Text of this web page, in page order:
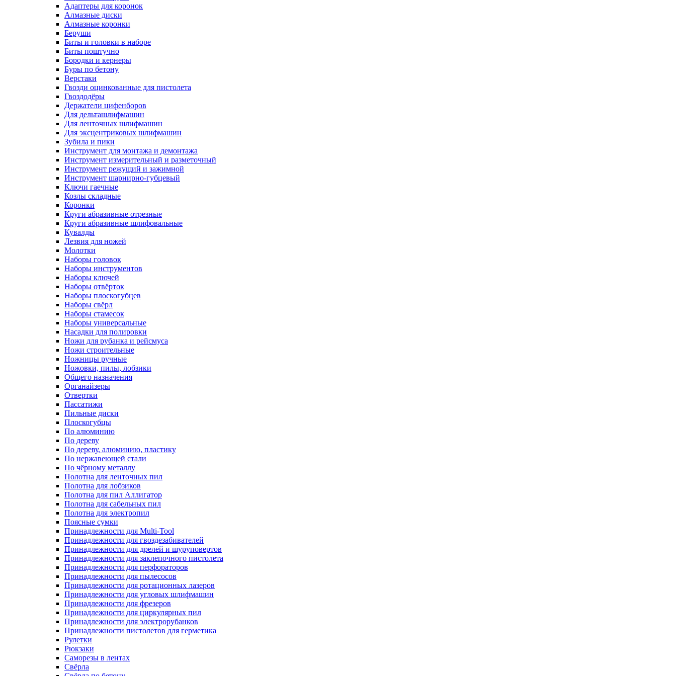
Адаптеры для коронок
Алмазные диски
Алмазные коронки
Беруши
Биты и головки в наборе
Биты поштучно
Бородки и кернеры
Буры по бетону
Верстаки
Гвозди оцинкованные для пистолета
Гвоздодёры
Держатели цифенборов
Для дельташлифмашин
Для ленточных шлифмашин
Для эксцентриковых шлифмашин
Зубила и пики
Инструмент для монтажа и демонтажа
Инструмент измерительный и разметочный
Инструмент режущий и зажимной
Инструмент шарнирно-губцевый
Ключи гаечные
Козлы складные
Коронки
Круги абразивные отрезные
Круги абразивные шлифовальные
Кувалды
Лезвия для ножей
Молотки
Наборы головок
Наборы инструментов
Наборы ключей
Наборы отвёрток
Наборы плоскогубцев
Наборы свёрл
Наборы стамесок
Наборы универсальные
Насадки для полировки
Ножи для рубанка и рейсмуса
Ножи строительные
Ножницы ручные
Ножовки, пилы, лобзики
Общего назначения
Органайзеры
Отвертки
Пассатижи
Пильные диски
Плоскогубцы
По алюминию
По дереву
По дереву, алюминию, пластику
По нержавеющей стали
По чёрному металлу
Полотна для ленточных пил
Полотна для лобзиков
Полотна для пил Аллигатор
Полотна для сабельных пил
Полотна для электропил
Поясные сумки
Принадлежности для Multi-Tool
Принадлежности для гвоздезабивателей
Принадлежности для дрелей и шуруповертов
Принадлежности для заклепочного пистолета
Принадлежности для перфораторов
Принадлежности для пылесосов
Принадлежности для ротационных лазеров
Принадлежности для угловых шлифмашин
Принадлежности для фрезеров
Принадлежности для циркулярных пил
Принадлежности для электрорубанков
Принадлежности пистолетов для герметика
Рулетки
Рюкзаки
Саморезы в лентах
Свёрла